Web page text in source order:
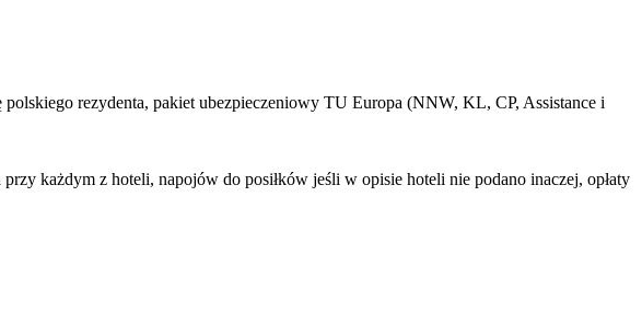
rezydenta, pakiet ubezpieczeniowy TU Europa (NNW, KL, CP, Assistance i
każdym z hoteli, napojów do posiłków jeśli w opisie hoteli nie podano inaczej, opłaty